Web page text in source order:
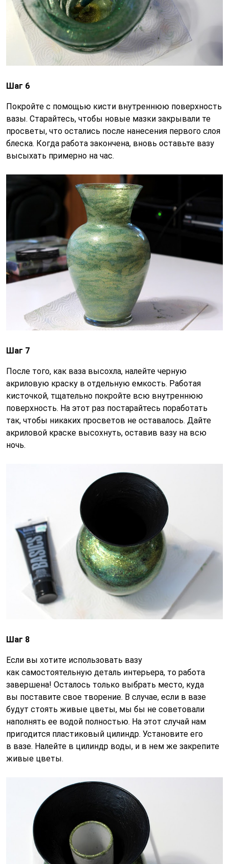
Шаг 6
Покройте с помощью кисти внутреннюю поверхность
вазы. Старайтесь, чтобы новые мазки закрывали те
просветы, что остались после нанесения первого слоя
блеска. Когда работа закончена, вновь оставьте вазу
высыхать примерно на час.
Шаг 7
После того, как ваза высохла, налейте черную
акриловую краску в отдельную емкость. Работая
кисточкой, тщательно покройте всю внутреннюю
поверхность. На этот раз постарайтесь поработать
так, чтобы никаких просветов не оставалось. Дайте
акриловой краске высохнуть, оставив вазу на всю
ночь.
Шаг 8
Если вы хотите использовать вазу
как самостоятельную деталь интерьера, то работа
завершена! Осталось только выбрать место, куда
вы поставите свое творение. В случае, если в вазе
будут стоять живые цветы, мы бы не советовали
наполнять ее водой полностью. На этот случай нам
пригодится пластиковый цилиндр. Установите его
в вазе. Налейте в цилиндр воды, и в нем же закрепите
живые цветы.